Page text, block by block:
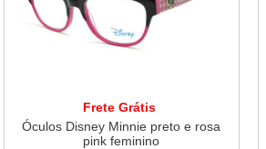
Frete Grátis
Óculos Disney Minnie preto e rosa
pink feminino